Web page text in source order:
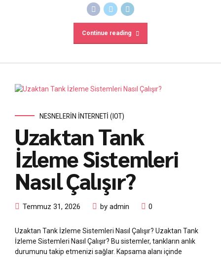
Continue reading
NESNELERIN İNTERNETI (IOT)
Uzaktan Tank
İzleme Sistemleri
Nasıl Çalışır?
Temmuz 31, 2026 by admin 0
Uzaktan Tank İzleme Sistemleri Nasıl Çalışır? Uzaktan Tank
İzleme Sistemleri Nasıl Çalışır? Bu sistemler, tankların anlık
durumunu takip etmenizi sağlar. Kapsama alanı içinde